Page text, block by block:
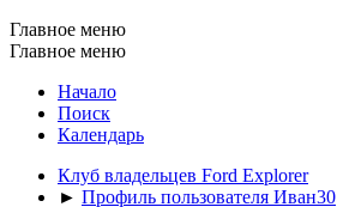
Главное меню
Главное меню
Начало
Поиск
Календарь
Клуб владельцев Ford Explorer
► Профиль пользователя Иван30